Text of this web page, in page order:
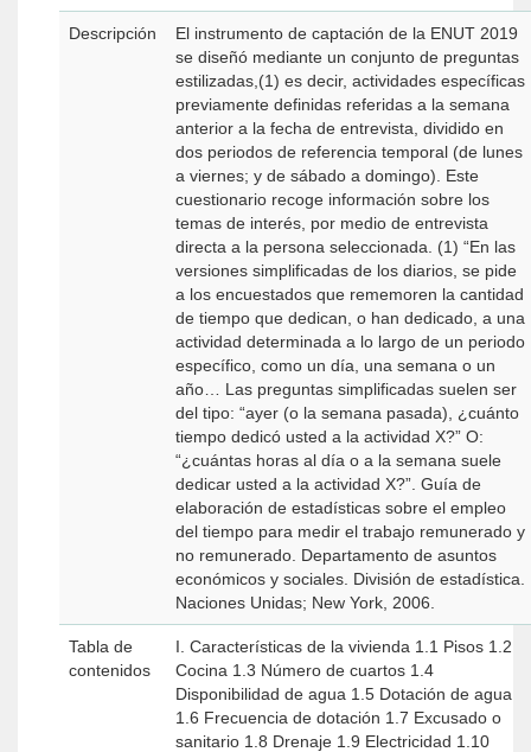
Descripción
El instrumento de captación de la ENUT 2019
se diseñó mediante un conjunto de preguntas
estilizadas,(1) es decir, actividades específicas
previamente definidas referidas a la semana
anterior a la fecha de entrevista, dividido en
dos periodos de referencia temporal (de lunes
a viernes; y de sábado a domingo). Este
cuestionario recoge información sobre los
temas de interés, por medio de entrevista
directa a la persona seleccionada. (1) “En las
versiones simplificadas de los diarios, se pide
a los encuestados que rememoren la cantidad
de tiempo que dedican, o han dedicado, a una
actividad determinada a lo largo de un periodo
específico, como un día, una semana o un
año… Las preguntas simplificadas suelen ser
del tipo: “ayer (o la semana pasada), ¿cuánto
tiempo dedicó usted a la actividad X?” O:
“¿cuántas horas al día o a la semana suele
dedicar usted a la actividad X?”. Guía de
elaboración de estadísticas sobre el empleo
del tiempo para medir el trabajo remunerado y
no remunerado. Departamento de asuntos
económicos y sociales. División de estadística.
Naciones Unidas; New York, 2006.
Tabla de
contenidos
I. Características de la vivienda 1.1 Pisos 1.2
Cocina 1.3 Número de cuartos 1.4
Disponibilidad de agua 1.5 Dotación de agua
1.6 Frecuencia de dotación 1.7 Excusado o
sanitario 1.8 Drenaje 1.9 Electricidad 1.10